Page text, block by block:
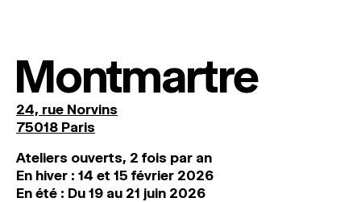
Montmartre
24, rue Norvins
75018 Paris
Ateliers ouverts, 2 fois par an
En hiver : 14 et 15 février 2026
En été : Du 19 au 21 juin 2026